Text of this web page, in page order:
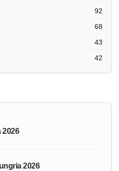
92
68
43
42
2026
2026